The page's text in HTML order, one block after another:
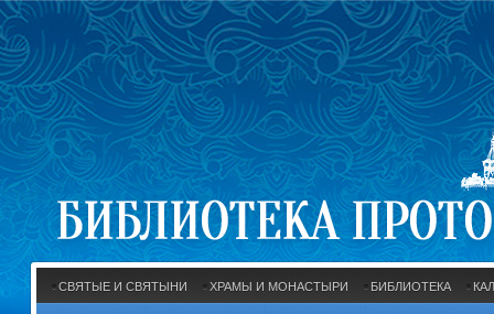
СВЯТЫЕ И СВЯТЫНИ ХРАМЫ И МОНАСТЫРИ БИБЛИОТЕКА